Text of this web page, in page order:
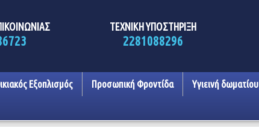
ΤΕΧΝΙΚΗ ΥΠΟΣΤΗΡΙΞΗ
2281088296
Εξοπλισμός Προσωπική Φροντίδα Υγιεινή δωματίου